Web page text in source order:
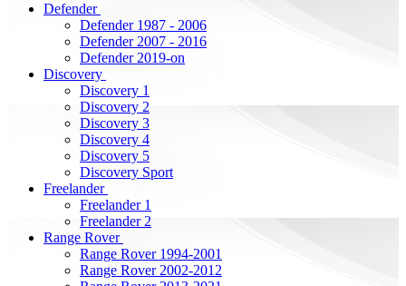
Defender
Defender 1987 - 2006
Defender 2007 - 2016
Defender 2019-on
Discovery
Discovery 1
Discovery 2
Discovery 3
Discovery 4
Discovery 5
Discovery Sport
Freelander
Freelander 1
Freelander 2
Range Rover
Range Rover 1994-2001
Range Rover 2002-2012